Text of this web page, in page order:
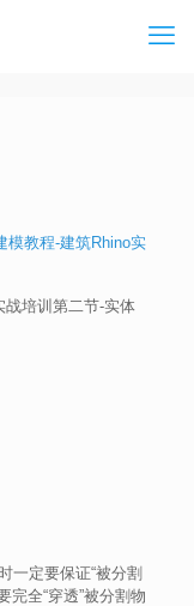
模教程-建筑Rhino实
战培训第二节-实体
一定要保证“被分割
完全“穿透”被分割物